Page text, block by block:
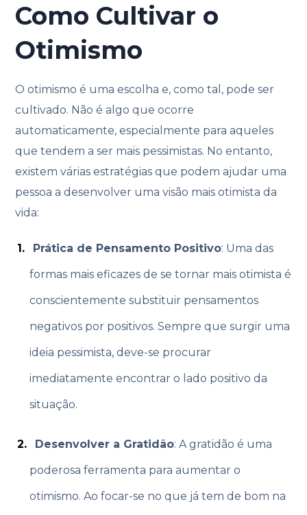
Como Cultivar o
Otimismo
O otimismo é uma escolha e, como tal, pode ser
cultivado. Não é algo que ocorre
automaticamente, especialmente para aqueles
que tendem a ser mais pessimistas. No entanto,
existem várias estratégias que podem ajudar uma
pessoa a desenvolver uma visão mais otimista da
vida:
Prática de Pensamento Positivo: Uma das
formas mais eficazes de se tornar mais otimista é
conscientemente substituir pensamentos
negativos por positivos. Sempre que surgir uma
ideia pessimista, deve-se procurar
imediatamente encontrar o lado positivo da
situação.
Desenvolver a Gratidão: A gratidão é uma
poderosa ferramenta para aumentar o
otimismo. Ao focar-se no que já tem de bom na